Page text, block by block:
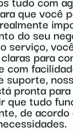
que você
do seu
serviço,
para
com
suporte,
pronta
que tudo
de acordo